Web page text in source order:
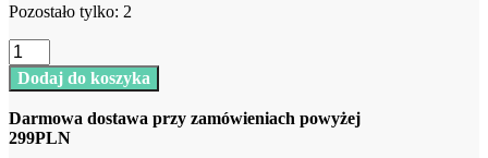
Pozostało tylko: 2
ilość
Piesek
tulimy
28cm
Dodaj do koszyka
Darmowa dostawa przy zamówieniach powyżej
299PLN